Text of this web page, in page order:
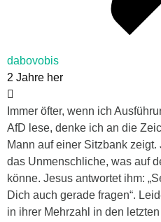
dabovobis
2 Jahre her
Immer öfter, wenn ich
AfD lese, denke ich an die
Mann auf einer Sitzbank zeigt.
das Unmenschliche, was auf
könne. Jesus antwortet ihm:
Dich auch gerade fragen“.
in ihrer Mehrzahl in den